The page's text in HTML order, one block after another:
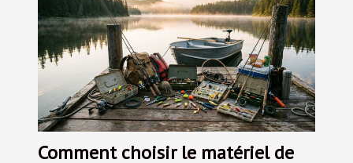
Comment choisir le matériel de